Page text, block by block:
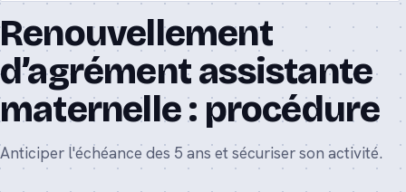
complet 2026
Assistante maternelle ou nounou : quelle
différence ?
Tarif d’une assistante maternelle : prix et
calcul 2026
Renouvellement
d’agrément assistante
maternelle : procédure
Anticiper l'échéance des 5 ans et sécuriser son activité.